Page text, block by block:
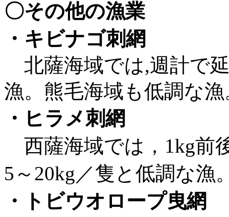
〇その他の漁業
・キビナゴ刺網
北薩海域では,週計で
漁。熊毛海域も低調な漁
・ヒラメ刺網
西薩海域では，1kg前
5～20kg／隻と低調な漁
・トビウオロープ曳網